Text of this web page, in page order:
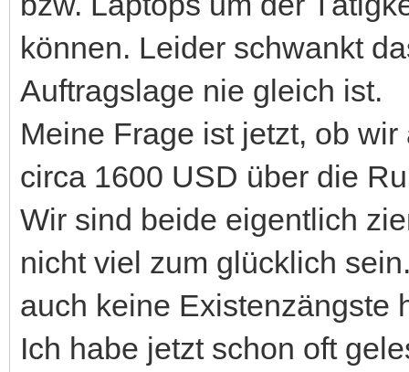
können. Leider schwankt
Auftragslage nie gleich ist.
Meine Frage ist jetzt, ob
circa 1600 USD über die
Wir sind beide eigentlich
nicht viel zum glücklich
auch keine Existenzängste
Ich habe jetzt schon oft